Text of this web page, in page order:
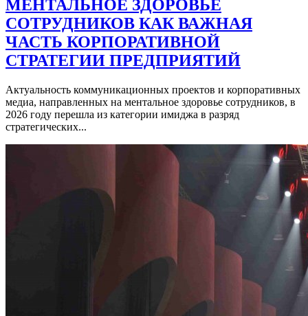
МЕНТАЛЬНОЕ ЗДОРОВЬЕ
СОТРУДНИКОВ КАК ВАЖНАЯ
ЧАСТЬ КОРПОРАТИВНОЙ
СТРАТЕГИИ ПРЕДПРИЯТИЙ
Актуальность коммуникационных проектов и корпоративных
медиа, направленных на ментальное здоровье сотрудников, в
2026 году перешла из категории имиджа в разряд
стратегических...